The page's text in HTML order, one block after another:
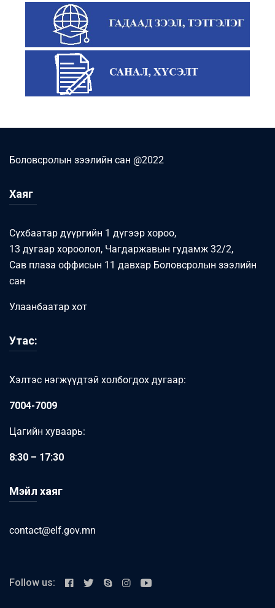
Боловсролын зээлийн сан @2022
Хаяг
Сүхбаатар дүүргийн 1 дүгээр хороо,
13 дугаар хороолол, Чагдаржавын гудамж 32/2,
Сав плаза оффисын 11 давхар Боловсролын зээлийн
сан
Улаанбаатар хот
Утас:
Хэлтэс нэгжүүдтэй холбогдох дугаар:
7004-7009
Цагийн хуваарь:
8:30 – 17:30
Мэйл хаяг
contact@elf.gov.mn
Follow us: